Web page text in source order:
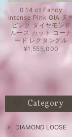
0.14 ct Fancy
Intense Pink GIA 天
ピンク ダイヤモンド
ルース カット コーナ
ード レクタングル
¥1,555,000
Category
DIAMOND LOOSE